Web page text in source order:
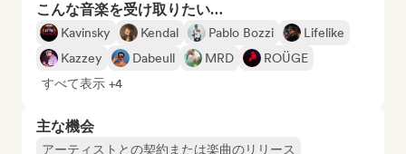
こんな音楽を受け取りたい…
Kavinsky Kendal Pablo Bozzi
Lifelike
Kazzey
Dabeull MRD
ROÜGE
すべて表示 +4
主な機会
アーティストとの契約または楽曲のリリース